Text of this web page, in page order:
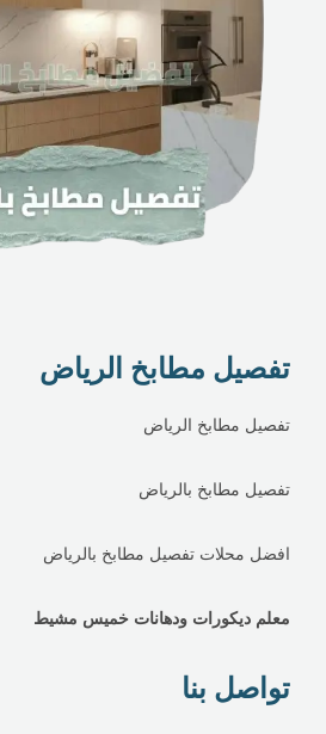
تفصيل مطابخ الرياض
تفصيل مطابخ الرياض
تفصيل مطابخ بالرياض
افضل محلات تفصيل مطابخ بالرياض
معلم ديكورات ودهانات خميس مشيط
تواصل بنا